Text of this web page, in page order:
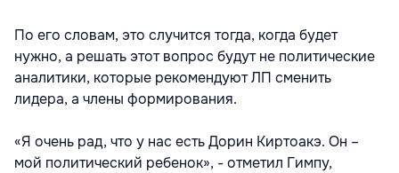
По его словам, это случится тогда, когда будет
нужно, а решать этот вопрос будут не политические
аналитики, которые рекомендуют ЛП сменить
лидера, а члены формирования.
«Я очень рад, что у нас есть Дорин Киртоакэ. Он –
мой политический ребенок», - отметил Гимпу,